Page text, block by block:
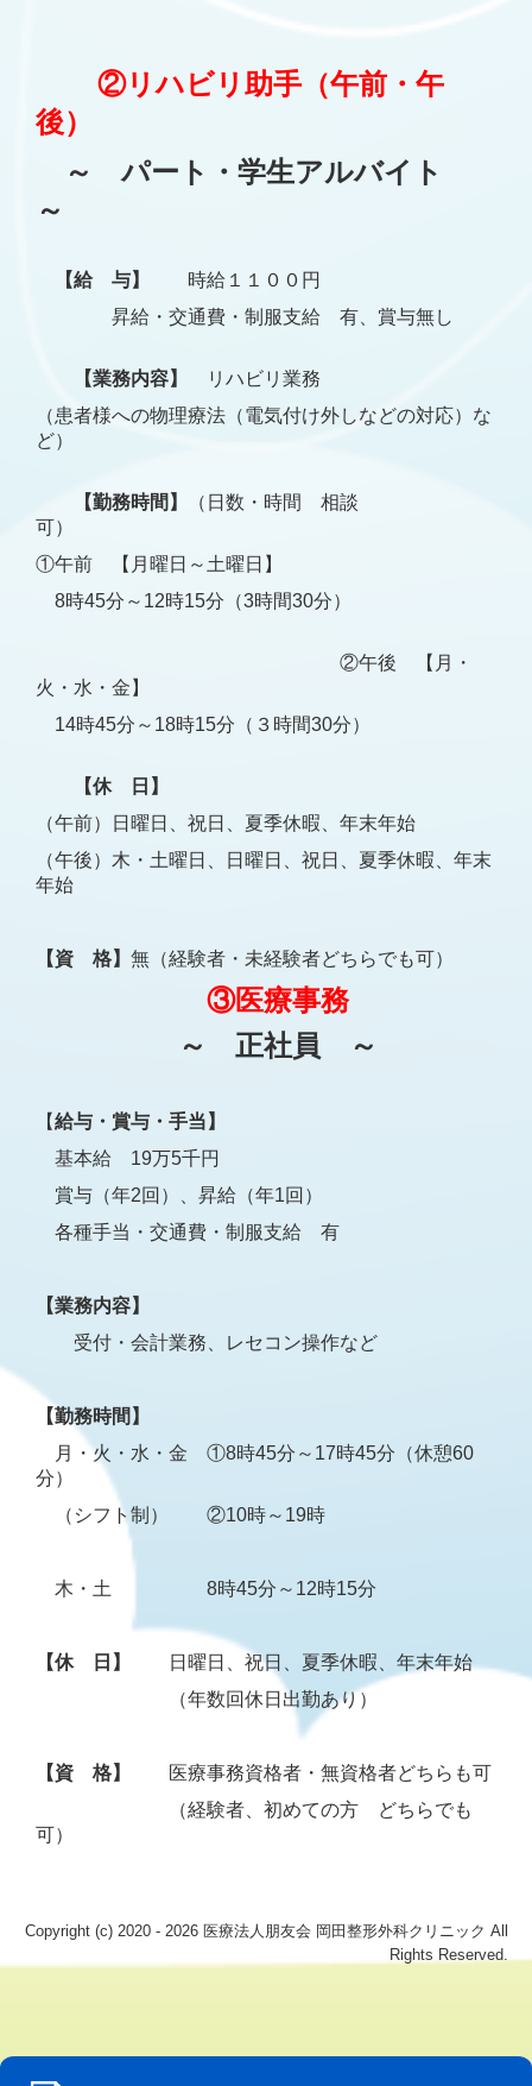
②リハビリ助手（午前・午
後）
～ パート・学生アルバイト
～
【給 与】
時給１１００円
昇給・交通費・制服支給 有、賞与無し
【業務内容】
リハビリ業務
（患者様への物理療法（電気付け外しなどの対応）な
ど）
【勤務時間】
（日数・時間 相談
可）
①午前 【月曜日～土曜日】
8時45分～12時15分 （3時間30分）
②午後 【月・
火・水・金】
14時45分～18時15分（３時間30分）
【休 日】
（午前）日曜日、祝日、夏季休暇、年末年始
（午後）木・土曜日、
日曜日、祝日、夏季休暇、年末
年始
【資 格】 無（経験者・未経験者どちらでも可）
③医療事務
～ 正社員 ～
【給与・賞与・手当】
基本給 19万5千円
賞与（年2回）、昇給（年1回）
各種手当・交通費・制服支給 有
【業務内容】
受付・会計業務、レセコン操作など
【勤務時間】
月・火・水・金 ①8時45分～17時45分（休憩60
分）
（シフト制） ②10時～19時
木・土 8時45分～12時15分
【休 日】
日曜日、祝日、夏季休暇、年末年始
（年数回休日出勤あり）
【資 格】
医療事務資格者・無資格者どちらも可
（経験者、初めての方 どちらでも
可）
Copyright (c) 2020 - 2026 医療法人朋友会 岡田整形外科クリニック All
Rights Reserved.